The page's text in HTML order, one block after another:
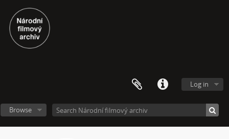
Log in
Browse